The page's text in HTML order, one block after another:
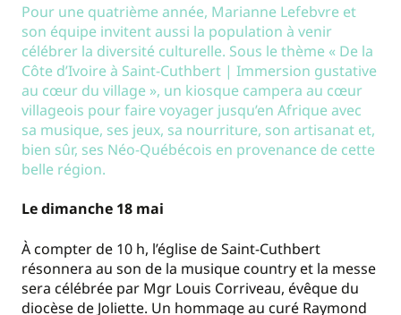
Pour une quatrième année, Marianne Lefebvre et
son équipe invitent aussi la population à venir
célébrer la diversité culturelle. Sous le thème « De la
Côte d’Ivoire à Saint-Cuthbert | Immersion gustative
au cœur du village », un kiosque campera au cœur
villageois pour faire voyager jusqu’en Afrique avec
sa musique, ses jeux, sa nourriture, son artisanat et,
bien sûr, ses Néo-Québécois en provenance de cette
belle région.
Le dimanche 18 mai
À compter de 10 h, l’église de Saint-Cuthbert
résonnera au son de la musique country et la messe
sera célébrée par Mgr Louis Corriveau, évêque du
diocèse de Joliette. Un hommage au curé Raymond